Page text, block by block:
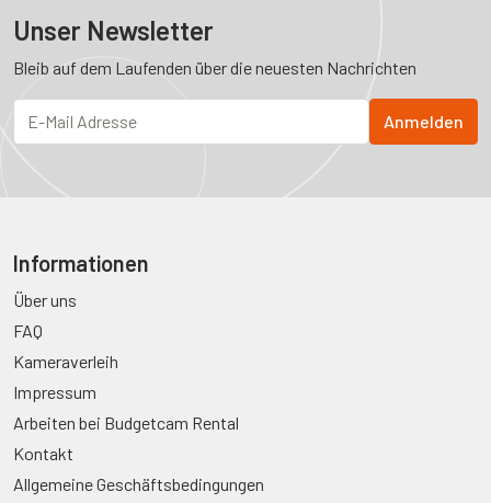
Unser Newsletter
Bleib auf dem Laufenden über die neuesten Nachrichten
Informationen
Über uns
FAQ
Kameraverleih
Impressum
Arbeiten bei Budgetcam Rental
Kontakt
Allgemeine Geschäftsbedingungen